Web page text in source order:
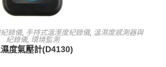
查看內容
錄儀, 手持式溫溼度紀錄儀, 溫濕度感測器與
紀錄儀, 環境監測
度氣壓計(D4130)